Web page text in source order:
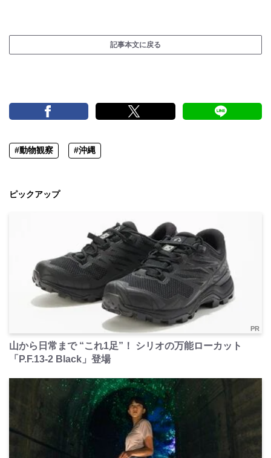
記事本文に戻る
#動物観察 #沖縄
ピックアップ
PR
山から日常まで “これ1足”！ シリオの万能ローカット
「P.F.13-2 Black」登場